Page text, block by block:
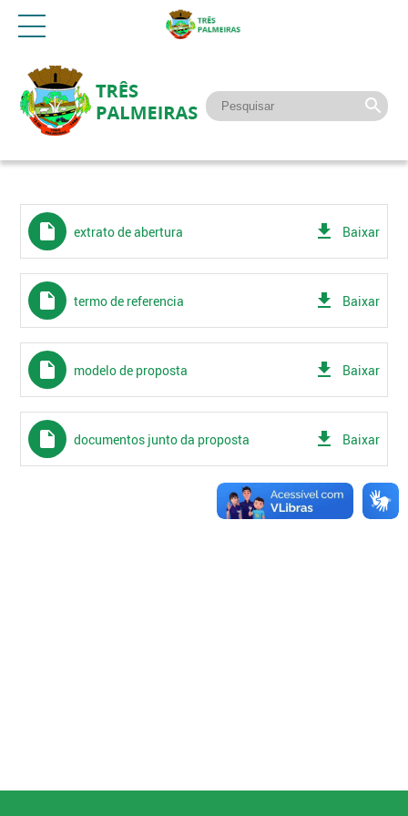
insert_drive_file extrato de abertura get_app Baixar
insert_drive_file termo de referencia get_app Baixar
insert_drive_file modelo de proposta get_app Baixar
insert_drive_file documentos junto da proposta get_app Baixar